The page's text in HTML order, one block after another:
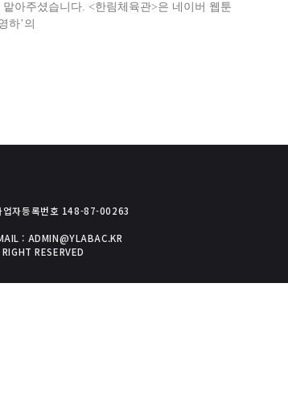
아주셨습니다. <한림체육관>은 네이버 웹툰
하’의
업자등록번호 148-87-00263
: ADMIN@YLABAC.KR
RESERVED